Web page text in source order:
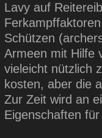
Lavy auf
Schützen
Armeen mit Hilfe
vieleicht nützlich
kosten, aber die
Zur Zeit wird an
Eigenschaften